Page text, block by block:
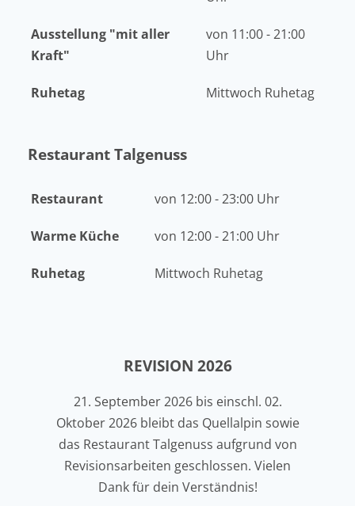
Ausstellung "mit aller
Kraft"
von 11:00 - 21:00
Uhr
Ruhetag Mittwoch Ruhetag
Restaurant Talgenuss
Restaurant von 12:00 - 23:00 Uhr
Warme Küche von 12:00 - 21:00 Uhr
Ruhetag Mittwoch Ruhetag
REVISION 2026
21. September 2026 bis einschl. 02.
Oktober 2026 bleibt das Quellalpin sowie
das Restaurant Talgenuss aufgrund von
Revisionsarbeiten geschlossen. Vielen
Dank für dein Verständnis!